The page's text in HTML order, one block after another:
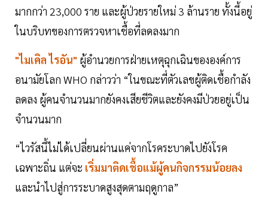
มากกว่า 23,000 ราย และผู้ป่วยรายใหม่ 3 ล้านราย ทั้งนี้อยู่
ในบริบทของการตรวจหาเชื้อที่ลดลงมาก
"ไมเคิล ไรอัน" ผู้อำนวยการฝ่ายเหตุฉุกเฉินขององค์การ
อนามัยโลก WHO กล่าวว่า “ในขณะที่ตัวเลขผู้ติดเชื้อกำลัง
ลดลง ผู้คนจำนวนมากยังคงเสียชีวิตและยังคงมีป่วยอยู่เป็น
จำนวนมาก
“ไวรัสนี้ไม่ได้เปลี่ยนผ่านแค่จากโรคระบาดไปยังโรค
เฉพาะถิ่น แต่จะ เริ่มมาติดเชื้อแม้ผู้คนกิจกรรมน้อยลง
และนำไปสู่การระบาดสูงสุดตามฤดูกาล”